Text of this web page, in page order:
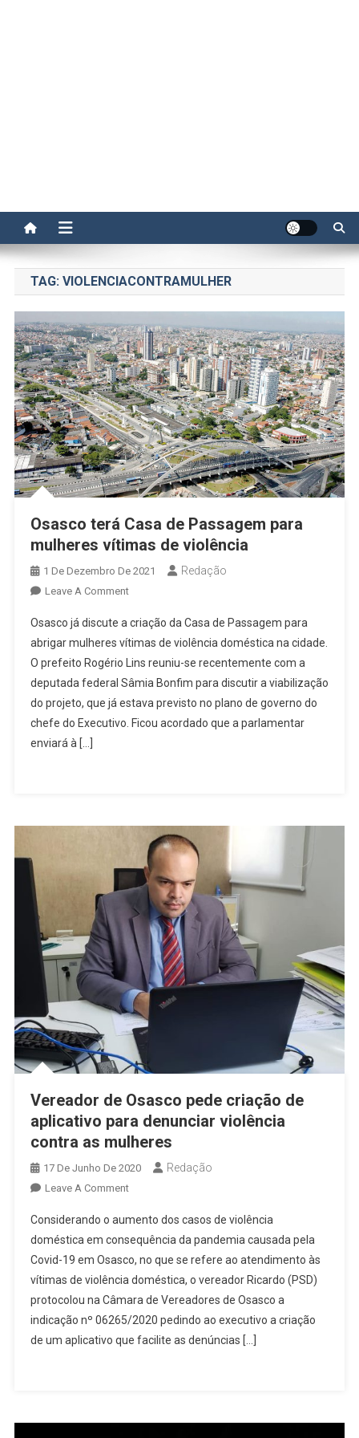
TAG: VIOLENCIACONTRAMULHER
Osasco terá Casa de Passagem para
mulheres vítimas de violência
1 De Dezembro De 2021 Redação
Leave A CommentOn
Terá
Casa
De
Passagem
Para
Mulheres
Osasco já discute a criação da Casa de Passagem para
abrigar mulheres vítimas de violência doméstica na cidade.
O prefeito Rogério Lins reuniu-se recentemente com a
deputada federal Sâmia Bonfim para discutir a viabilização
do projeto, que já estava previsto no plano de governo do
chefe do Executivo. Ficou acordado que a parlamentar
enviará à […]
Vereador de Osasco pede criação de
aplicativo para denunciar violência
contra as mulheres
17 De Junho De 2020 Redação
Leave A CommentOn
De
Osasco
Pede
Criação
De
Aplicativo
Para
Considerando o aumento dos casos de violência
doméstica em consequência da pandemia causada pela
Covid-19 em Osasco, no que se refere ao atendimento às
vítimas de violência doméstica, o vereador Ricardo (PSD)
protocolou na Câmara de Vereadores de Osasco a
indicação nº 06265/2020 pedindo ao executivo a criação
de um aplicativo que facilite as denúncias […]